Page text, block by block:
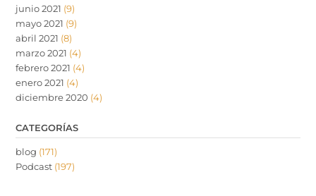
junio 2021 (9)
mayo 2021 (9)
abril 2021 (8)
marzo 2021 (4)
febrero 2021 (4)
enero 2021 (4)
diciembre 2020 (4)
CATEGORÍAS
blog (171)
Podcast (197)